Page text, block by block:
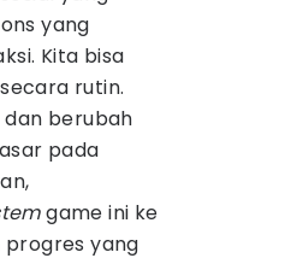
yang
Kita bisa
rutin.
berubah
pada
game ini ke
yang